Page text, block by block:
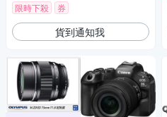
限時下殺
券
貨到通知我